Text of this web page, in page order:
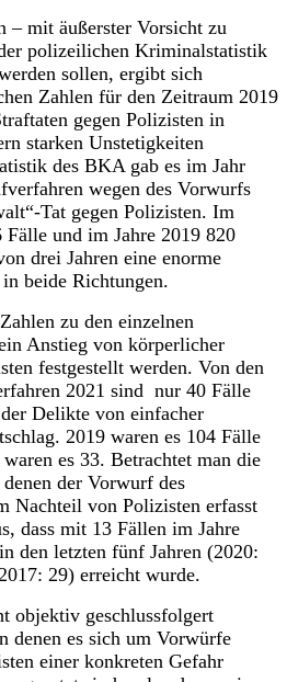
– mit äußerster Vorsicht zu
polizeilichen Kriminalstatistik
sollen, ergibt sich
Zahlen für den Zeitraum 2019
gegen Polizisten in
starken Unstetigkeiten
des BKA gab es im Jahr
wegen des Vorwurfs
Tat gegen Polizisten. Im
Fälle und im Jahre 2019 820
drei Jahren eine enorme
beide Richtungen.
zu den einzelnen
Anstieg von körperlicher
festgestellt werden. Von den
2021 sind nur 40 Fälle
Delikte von einfacher
2019 waren es 104 Fälle
es 33. Betrachtet man die
der Vorwurf des
Nachteil von Polizisten erfasst
dass mit 13 Fällen im Jahre
den letzten fünf Jahren (2020:
29) erreicht wurde.
objektiv geschlussfolgert
denen es sich um Vorwürfe
einer konkreten Gefahr